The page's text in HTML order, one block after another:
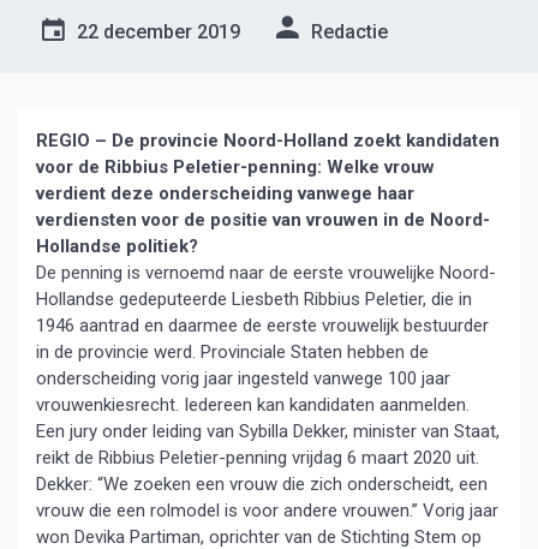
22 december 2019 Redactie
REGIO – De provincie Noord-Holland zoekt kandidaten
voor de Ribbius Peletier-penning: Welke vrouw
verdient deze onderscheiding vanwege haar
verdiensten voor de positie van vrouwen in de Noord-
Hollandse politiek?
De penning is vernoemd naar de eerste vrouwelijke Noord-
Hollandse gedeputeerde Liesbeth Ribbius Peletier, die in
1946 aantrad en daarmee de eerste vrouwelijk bestuurder
in de provincie werd. Provinciale Staten hebben de
onderscheiding vorig jaar ingesteld vanwege 100 jaar
vrouwenkiesrecht. Iedereen kan kandidaten aanmelden.
Een jury onder leiding van Sybilla Dekker, minister van Staat,
reikt de Ribbius Peletier-penning vrijdag 6 maart 2020 uit.
Dekker: “We zoeken een vrouw die zich onderscheidt, een
vrouw die een rolmodel is voor andere vrouwen.” Vorig jaar
won Devika Partiman, oprichter van de Stichting Stem op